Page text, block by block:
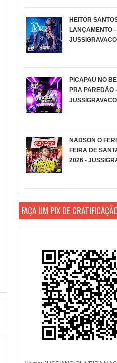
HEITOR
LANÇAMENTO -
PICAPAU NO
PRA PAREDÃO
NADSON O
FEIRA DE
2026 -
FAÇA UM PIX DE